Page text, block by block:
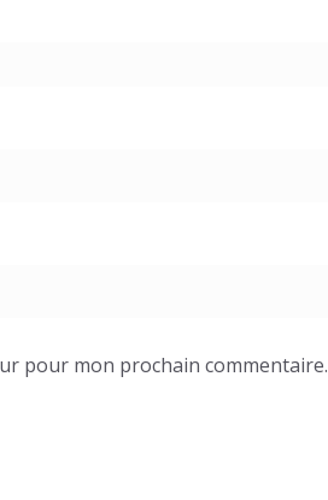
pour mon prochain commentaire.